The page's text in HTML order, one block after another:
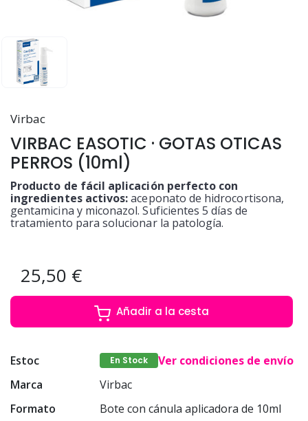
Virbac
VIRBAC EASOTIC · GOTAS OTICAS
PERROS (10ml)
Producto de fácil aplicación perfecto con
ingredientes activos:aceponato de hidrocortisona,
gentamicina y miconazol. Suficientes 5 días de
tratamiento para solucionar la patología.
25,50 €
Añadir a la cesta
Estoc En Stock
Ver condiciones de envío
Marca
Virbac
Formato
Bote con cánula aplicadora de 10ml